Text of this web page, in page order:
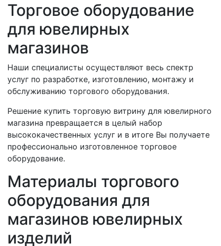
Торговое оборудование
для ювелирных
магазинов
Наши специалисты осуществляют весь спектр
услуг по разработке, изготовлению, монтажу и
обслуживанию торгового оборудования.
Решение купить торговую витрину для ювелирного
магазина превращается в целый набор
высококачественных услуг и в итоге Вы получаете
профессионально изготовленное торговое
оборудование.
Материалы торгового
оборудования для
магазинов ювелирных
изделий